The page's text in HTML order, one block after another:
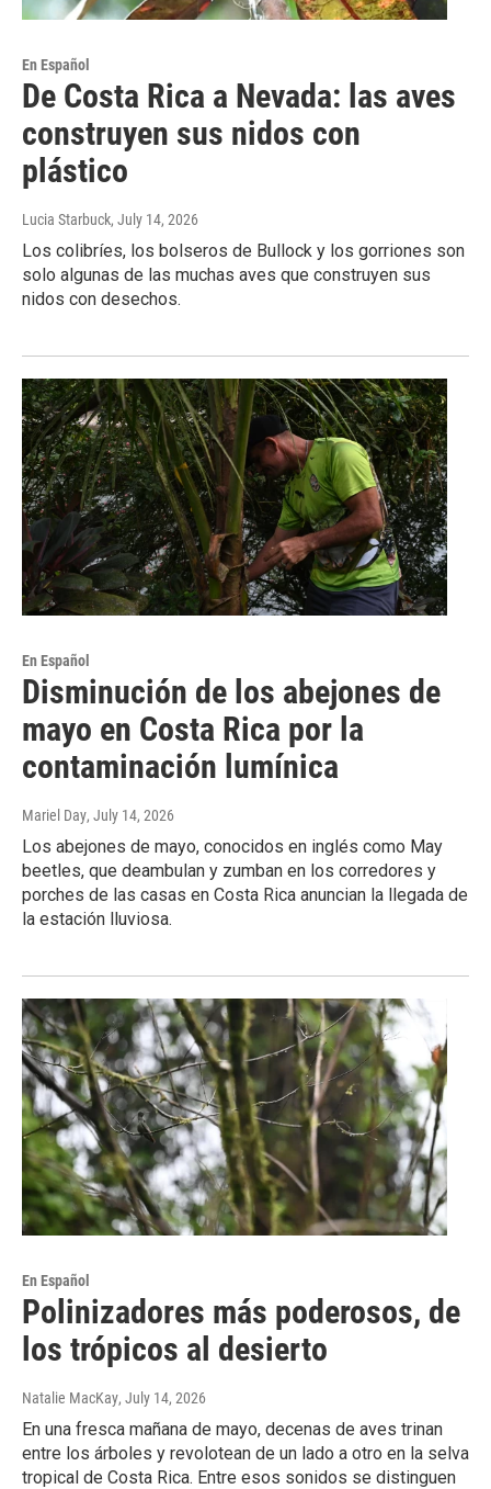
En Español
De Costa Rica a Nevada: las aves
construyen sus nidos con
plástico
Lucia Starbuck, July 14, 2026
Los colibríes, los bolseros de Bullock y los gorriones son
solo algunas de las muchas aves que construyen sus
nidos con desechos.
En Español
Disminución de los abejones de
mayo en Costa Rica por la
contaminación lumínica
Mariel Day, July 14, 2026
Los abejones de mayo, conocidos en inglés como May
beetles, que deambulan y zumban en los corredores y
porches de las casas en Costa Rica anuncian la llegada de
la estación lluviosa.
En Español
Polinizadores más poderosos, de
los trópicos al desierto
Natalie MacKay, July 14, 2026
En una fresca mañana de mayo, decenas de aves trinan
entre los árboles y revolotean de un lado a otro en la selva
tropical de Costa Rica. Entre esos sonidos se distinguen